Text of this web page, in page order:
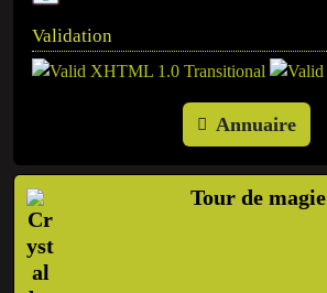
Validation
Annuaire
Tour de magie